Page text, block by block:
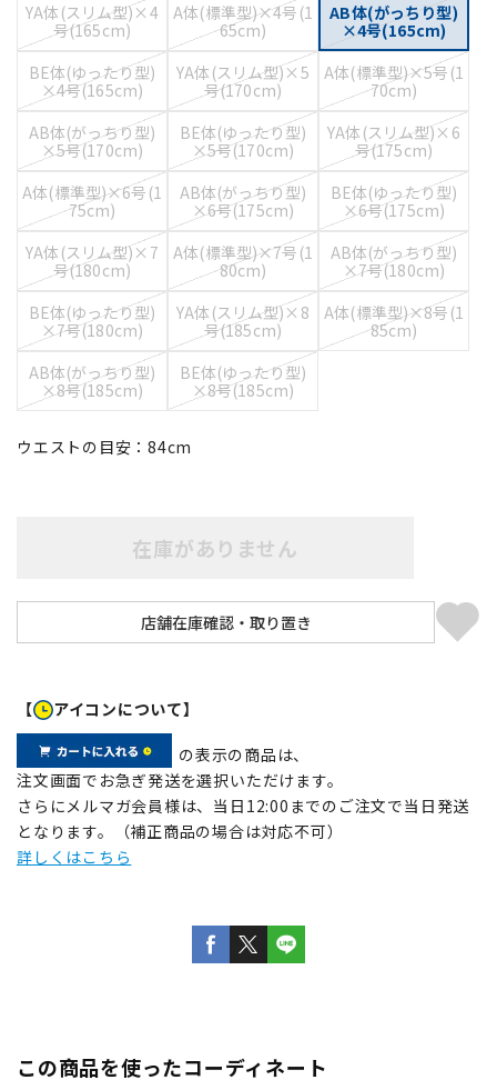
YA体(スリム型)×4
号(165cm)
A体(標準型)×4号(1
65cm)
AB体(がっちり型)
×4号(165cm)
BE体(ゆったり型)
×4号(165cm)
YA体(スリム型)×5
号(170cm)
A体(標準型)×5号(1
70cm)
AB体(がっちり型)
×5号(170cm)
BE体(ゆったり型)
×5号(170cm)
YA体(スリム型)×6
号(175cm)
A体(標準型)×6号(1
75cm)
AB体(がっちり型)
×6号(175cm)
BE体(ゆったり型)
×6号(175cm)
YA体(スリム型)×7
号(180cm)
A体(標準型)×7号(1
80cm)
AB体(がっちり型)
×7号(180cm)
BE体(ゆったり型)
×7号(180cm)
YA体(スリム型)×8
号(185cm)
A体(標準型)×8号(1
85cm)
AB体(がっちり型)
×8号(185cm)
BE体(ゆったり型)
×8号(185cm)
ウエストの目安：84cm
在庫がありません
【 アイコンについて】
の表示の商品は、
注文画面でお急ぎ発送を選択いただけます。
さらにメルマガ会員様は、当日12:00までのご注文で当日発送
となります。（補正商品の場合は対応不可）
詳しくはこちら
この商品を使ったコーディネート